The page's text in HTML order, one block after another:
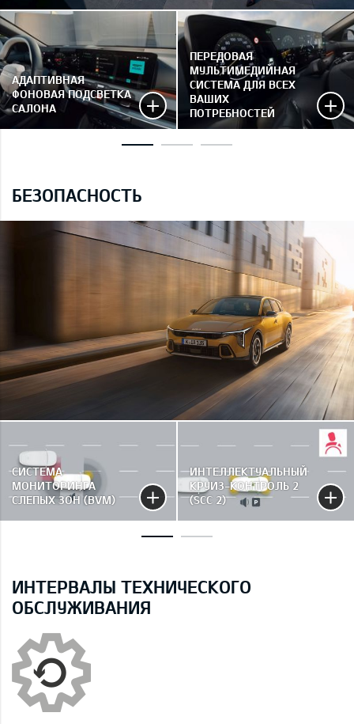
АДАПТИВНАЯ
ФОНОВАЯ ПОДСВЕТКА
САЛОНА
ПЕРЕДОВАЯ
МУЛЬТИМЕДИЙНАЯ
СИСТЕМА ДЛЯ ВСЕХ
ВАШИХ
ПОТРЕБНОСТЕЙ
БЕЗОПАСНОСТЬ
СИСТЕМА
МОНИТОРИНГА
СЛЕПЫХ ЗОН (BVM)
ИНТЕЛЛЕКТУАЛЬНЫЙ
КРУИЗ-КОНТРОЛЬ 2
(SCC 2)
ИНТЕРВАЛЫ ТЕХНИЧЕСКОГО
ОБСЛУЖИВАНИЯ